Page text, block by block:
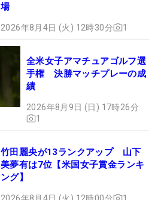
場
2026年8月4日 (火) 12時30分 1
全米女子アマチュアゴルフ選
手権 決勝マッチプレーの成
績
2026年8月9日 (日) 17時26分
1
竹田麗央が13ランクアップ 山下
美夢有は7位【米国女子賞金ランキ
ング】
2026年8月4日 (火) 12時00分 1